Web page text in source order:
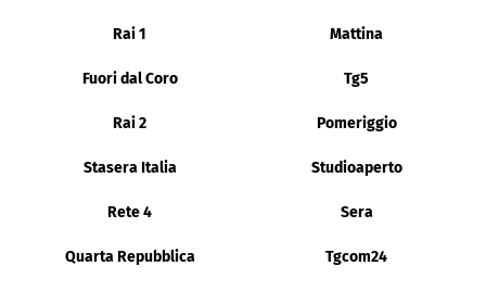
Rai 1 Mattina
Fuori dal Coro Tg5
Rai 2 Pomeriggio
Stasera Italia Studioaperto
Rete 4 Sera
Quarta Repubblica Tgcom24